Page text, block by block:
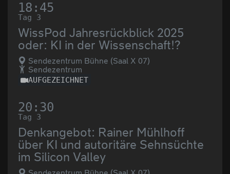
18:45
Tag 3
​WissPod Jahresrückblick 2025
oder: KI in der Wissenschaft!?
Sendezentrum Bühne (Saal X 07)
Sendezentrum
AUFGEZEICHNET
20:30
Tag 3
Denkangebot: Rainer Mühlhoff
über KI und autoritäre Sehnsüchte
im Silicon Valley